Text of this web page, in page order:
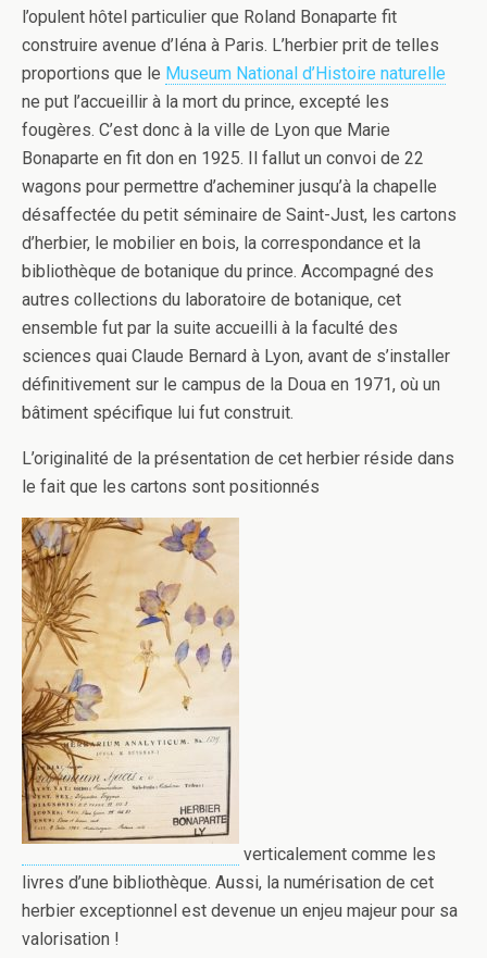
l’opulent hôtel particulier que Roland Bonaparte fit
construire avenue d’Iéna à Paris. L’herbier prit de telles
proportions que le Museum National d’Histoire naturelle
ne put l’accueillir à la mort du prince, excepté les
fougères. C’est donc à la ville de Lyon que Marie
Bonaparte en fit don en 1925. Il fallut un convoi de 22
wagons pour permettre d’acheminer jusqu’à la chapelle
désaffectée du petit séminaire de Saint-Just, les cartons
d’herbier, le mobilier en bois, la correspondance et la
bibliothèque de botanique du prince. Accompagné des
autres collections du laboratoire de botanique, cet
ensemble fut par la suite accueilli à la faculté des
sciences quai Claude Bernard à Lyon, avant de s’installer
définitivement sur le campus de la Doua en 1971, où un
bâtiment spécifique lui fut construit.
L’originalité de la présentation de cet herbier réside dans
le fait que les cartons sont positionnés
verticalement comme les
livres d’une bibliothèque. Aussi, la numérisation de cet
herbier exceptionnel est devenue un enjeu majeur pour sa
valorisation !